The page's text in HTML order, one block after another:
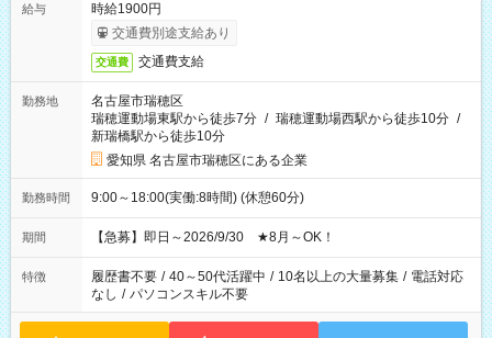
給与
時給1900円
交通費別途支給あり
交通費 交通費支給
勤務地
名古屋市瑞穂区
瑞穂運動場東駅から徒歩7分 / 瑞穂運動場西駅から徒歩10分 /
新瑞橋駅から徒歩10分
愛知県 名古屋市瑞穂区にある企業
勤務時間 9:00～18:00(実働:8時間) (休憩60分)
期間 【急募】即日～2026/9/30 ★8月～OK！
特徴 履歴書不要 / 40～50代活躍中 / 10名以上の大量募集 / 電話対応
なし / パソコンスキル不要